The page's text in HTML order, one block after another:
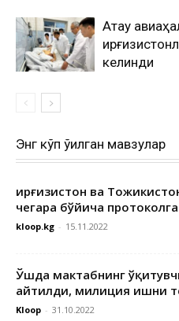
Ақтау
келинди
Энг кўп ўқилган мавзулар
Қирғизистон ва
чегара бўйича
kloop.kg - 15.11.2022
Ўшда мактабнинг
айтилди, милиция ишни
Kloop - 31.10.2022